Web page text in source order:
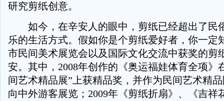
研究剪纸创意。
如今，在辛安人的眼中，剪纸已经超出了民
乐的生活方式。假如你是个剪纸爱好者，你一定
市民间美术展览会以及国际文化交流中获奖的剪
安。其中，2008年创作的《奥运福娃体育全项》
间艺术精品展”上获精品奖，并作为民间艺术精
向中外游客展览；2009年《剪纸折扇》、《吉祥